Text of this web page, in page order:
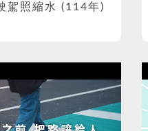
駕照縮水 (114年)